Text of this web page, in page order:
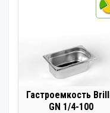
Гастроемкость
GN 1/4-100